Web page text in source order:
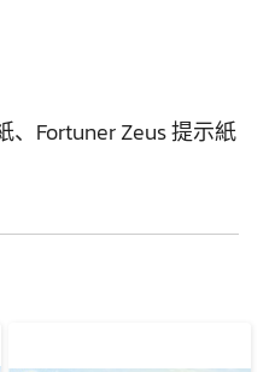
、Fortuner Zeus 提示紙